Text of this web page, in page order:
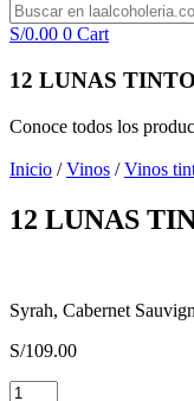
S/0.00 0 Cart
12 LUNAS TINTO
Conoce todos los
Inicio /Vinos /Vinos
12 LUNAS
Syrah, Cabernet
S/109.00
CONCIERE